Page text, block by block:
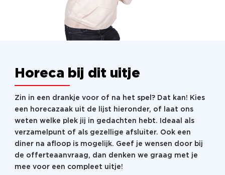
en de quizmaster geeft geen millimeter toe. Hier win
je alleen op inzicht, maar een sprankje geluk is zeker
De Pubquiz kan op iedere willekeurige locatie in
spel kan ook in het Engels gespeeld worden!
Honger naar meer?
Een lekkere lunch of diner maakt je dag echt af!
Horeca bij dit uitje
Zin in een drankje voor of na het spel? Dat kan! Kies
een horecazaak uit de lijst hieronder, of laat ons
weten welke plek jij in gedachten hebt. Ideaal als
verzamelpunt of als gezellige afsluiter. Ook een
diner na afloop is mogelijk. Geef je wensen door bij
de offerteaanvraag, dan denken we graag met je
mee voor een compleet uitje!